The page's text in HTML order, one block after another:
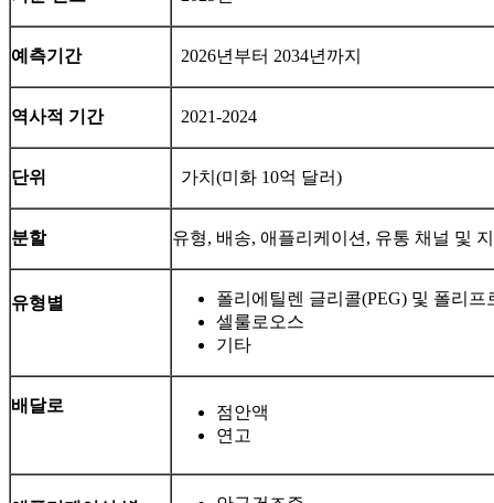
예측기간 2026년부터 2034년까지
역사적 기간 2021-2024
단위 가치(미화 10억 달러)
분할 유형, 배송, 애플리케이션, 유통 채널 및
유형별
폴리에틸렌 글리콜(PEG) 및 폴리프
셀룰로오스
기타
배달로
점안액
연고